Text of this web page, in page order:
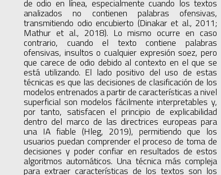
de odio en línea, especialmente cuando los textos
analizados no contienen palabras ofensivas,
transmitiendo odio encubierto (Dinakar et al., 2011;
Mathur et al., 2018). Lo mismo ocurre en caso
contrario, cuando el texto contiene palabras
ofensivas, insultos o cualquier expresión soez, pero
que carece de odio debido al contexto en el que se
está utilizando. El lado positivo del uso de estas
técnicas es que las decisiones de clasificación de los
modelos entrenados a partir de características a nivel
superficial son modelos fácilmente interpretables y,
por tanto, satisfacen el principio de explicabilidad
dentro del marco de las directrices europeas para
una IA fiable (Hleg, 2019), permitiendo que los
usuarios puedan comprender el proceso de toma de
decisiones y poder confiar en resultados de estos
algoritmos automáticos. Una técnica más compleja
para extraer características de los textos son los